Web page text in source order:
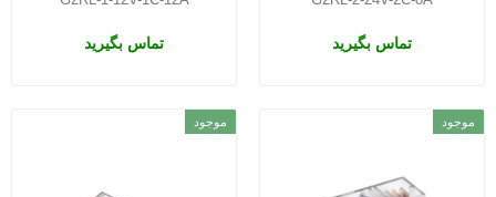
تماس بگیرید تماس بگیرید
موجود موجود